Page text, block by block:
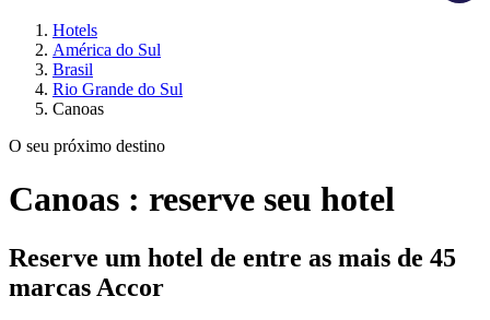
Hotels
América do Sul
Brasil
Rio Grande do Sul
Canoas
O seu próximo destino
Canoas : reserve seu hotel
Reserve um hotel de entre as mais de 45
marcas Accor